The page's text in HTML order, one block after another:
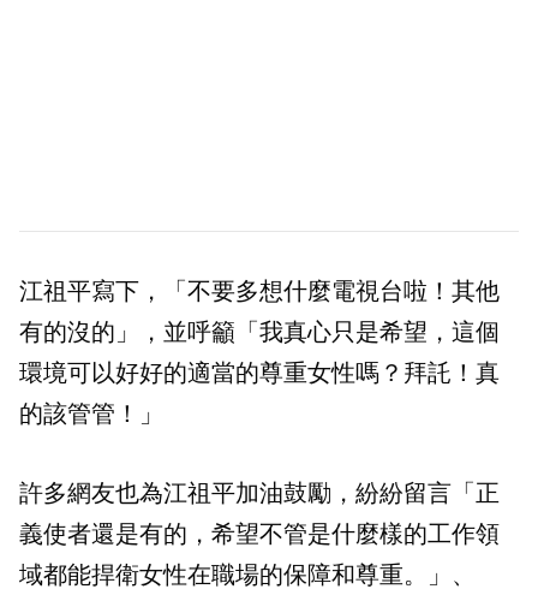
江祖平寫下，「不要多想什麼電視台啦！其他
有的沒的」，並呼籲「我真心只是希望，這個
環境可以好好的適當的尊重女性嗎？拜託！真
的該管管！」
許多網友也為江祖平加油鼓勵，紛紛留言「正
義使者還是有的，希望不管是什麼樣的工作領
域都能捍衛女性在職場的保障和尊重。」、